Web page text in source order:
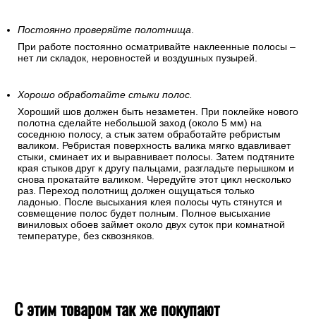
Постоянно проверяйте полотнища.
При работе постоянно осматривайте наклеенные полосы –
нет ли складок, неровностей и воздушных пузырей.
Хорошо обработайте стыки полос.
Хороший шов должен быть незаметен. При поклейке нового
полотна сделайте небольшой заход (около 5 мм) на
соседнюю полосу, а стык затем обработайте ребристым
валиком. Ребристая поверхность валика мягко вдавливает
стыки, сминает их и выравнивает полосы. Затем подтяните
края стыков друг к другу пальцами, разгладьте перышком и
снова прокатайте валиком. Чередуйте этот цикл несколько
раз. Переход полотнищ должен ощущаться только
ладонью. После высыхания клея полосы чуть стянутся и
совмещение полос будет полным. Полное высыхание
виниловых обоев займет около двух суток при комнатной
температуре, без сквозняков.
С этим товаром так же покупают